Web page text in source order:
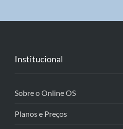
Institucional
Sobre o Online OS
Planos e Preços